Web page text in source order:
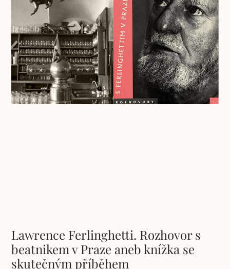
Lawrence Ferlinghetti. Rozhovor s
beatnikem v Praze aneb knížka se
skutečným příběhem